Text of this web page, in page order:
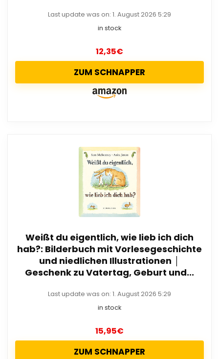
Last update was on: 1. August 2026 5:29
in stock
12,35€
ZUM SCHNAPPER
Weißt du eigentlich, wie lieb ich dich
hab?: Bilderbuch mit Vorlesegeschichte
und niedlichen Illustrationen │
Geschenk zu Vatertag, Geburt und...
Last update was on: 1. August 2026 5:29
in stock
15,95€
ZUM SCHNAPPER